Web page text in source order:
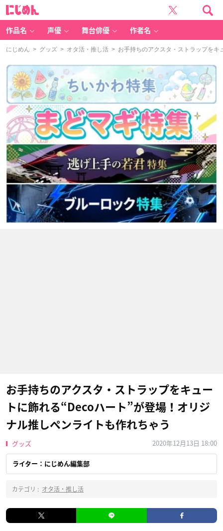
作品名 声優 舞台俳優 作者名
にじめん > グッズ > オタ活・推し活 > お手持ちのアクスタ・ストラップをキ
お手持ちのアクスタ・ストラップをキュー
トに飾れる“Decoハート”が登場！オリジ
ナル推しペンライトも作れちゃう
グッズ 2020年12月13日 18:00
ライター：にじめん編集部
カテゴリ : オタ活・推し活